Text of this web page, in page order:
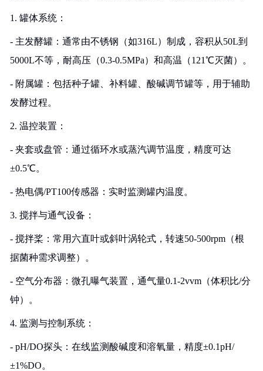
1. 罐体系统：
- 主发酵罐：通常由不锈钢（如316L）制成，容积从50L到
5000L不等，耐高压（0.3-0.5MPa）和高温（121℃灭菌）。
- 附属罐：包括种子罐、补料罐、酸碱调节罐等，用于辅助
发酵过程。
2. 温控装置：
- 夹套或盘管：通过循环水或蒸汽调节温度，精度可达
±0.5℃。
- 热电偶/PT100传感器：实时监测罐内温度。
3. 搅拌与通气设备：
- 搅拌桨：常用六直叶或斜叶涡轮式，转速50-500rpm（根
据菌种需求调整）。
- 空气分布器：微孔曝气装置，通气量0.1-2vvm（体积比/分
钟）。
4. 监测与控制系统：
- pH/DO探头：在线监测酸碱度和溶氧量，精度±0.1pH/
±1%DO。